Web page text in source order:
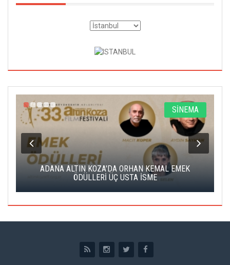
SİNEMA
ADANA ALTIN KOZA'DA ORHAN KEMAL EMEK
ÖDÜLLERİ ÜÇ USTA İSME